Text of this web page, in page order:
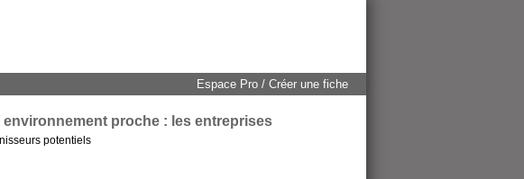
Espace Pro / Créer une fiche
proche : les entreprises
potentiels